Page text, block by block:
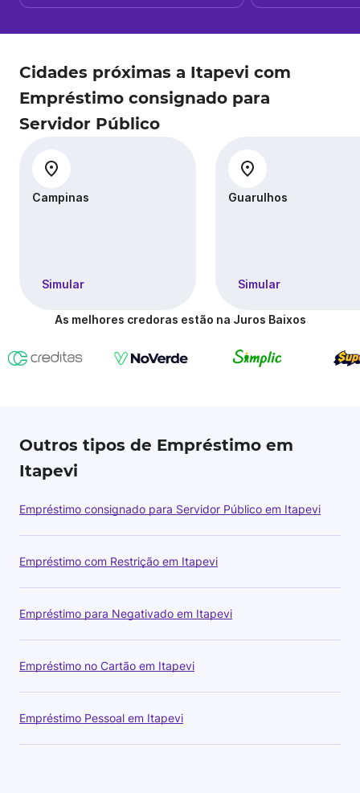
Cidades próximas a Itapevi com
Empréstimo consignado para
Servidor Público
Campinas
Simular
Guarulhos
Simular
As melhores credoras estão na Juros Baixos
Outros tipos de Empréstimo em
Itapevi
Empréstimo consignado para Servidor Público em Itapevi
Empréstimo com Restrição em Itapevi
Empréstimo para Negativado em Itapevi
Empréstimo no Cartão em Itapevi
Empréstimo Pessoal em Itapevi